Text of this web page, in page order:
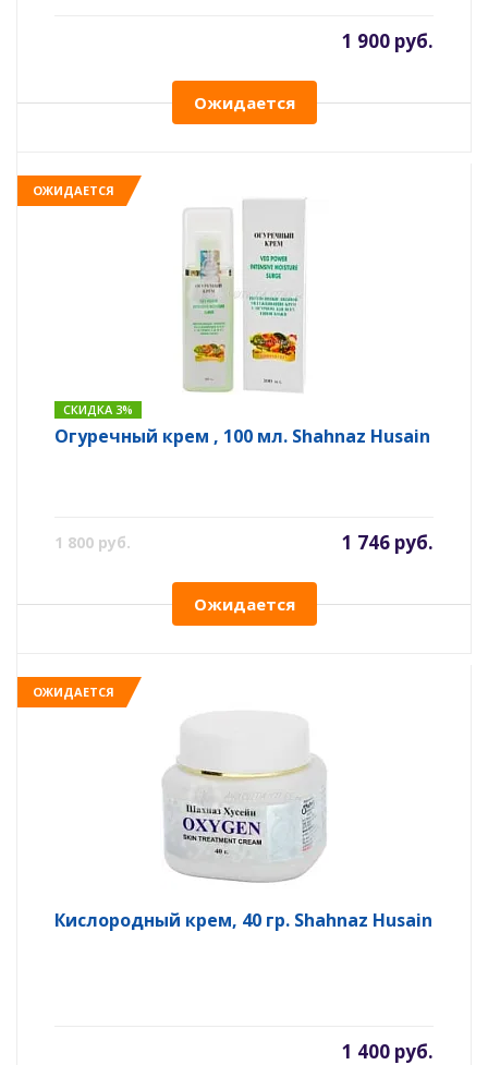
1 900 руб.
Ожидается
ОЖИДАЕТСЯ
СКИДКА 3%
Огуречный крем , 100 мл. Shahnaz Husain
1 800 руб. 1 746 руб.
Ожидается
ОЖИДАЕТСЯ
Кислородный крем, 40 гр. Shahnaz Husain
1 400 руб.